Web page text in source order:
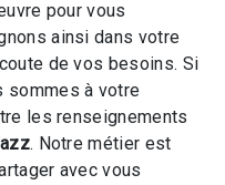
pour vous
ainsi dans votre
de vos besoins. Si
sommes à votre
les renseignements
. Notre métier est
avec vous